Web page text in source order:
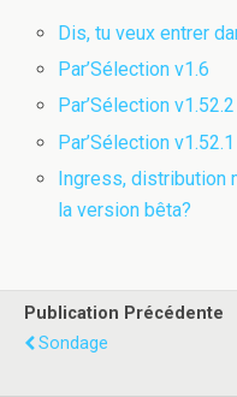
Dis, tu veux entrer
Par’Sélection v1.6
Par’Sélection v1.52.2
Par’Sélection v1.52.1
Ingress, distribution
la version bêta?
Publication Précédente
Sondage